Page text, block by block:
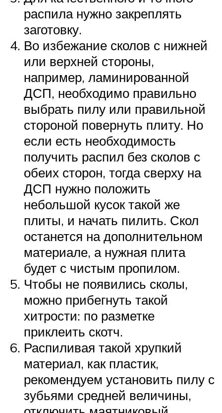
распила нужно закреплять
заготовку.
Во избежание сколов с нижней
или верхней стороны,
например, ламинированной
ДСП, необходимо правильно
выбрать пилу или правильной
стороной повернуть плиту. Но
если есть необходимость
получить распил без сколов с
обеих сторон, тогда сверху на
ДСП нужно положить
небольшой кусок такой же
плиты, и начать пилить. Скол
останется на дополнительном
материале, а нужная плита
будет с чистым пропилом.
Чтобы не появились сколы,
можно прибегнуть такой
хитрости: по разметке
приклеить скотч.
Распиливая такой хрупкий
материал, как пластик,
рекомендуем установить пилу с
зубьями средней величины,